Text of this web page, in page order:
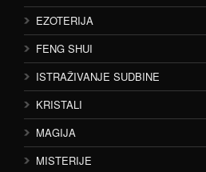
EZOTERIJA
FENG SHUI
ISTRAŽIVANJE SUDBINE
KRISTALI
MAGIJA
MISTERIJE